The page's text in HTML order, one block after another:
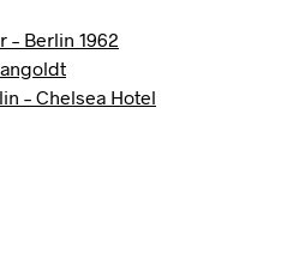
– Berlin 1962
– Chelsea Hotel